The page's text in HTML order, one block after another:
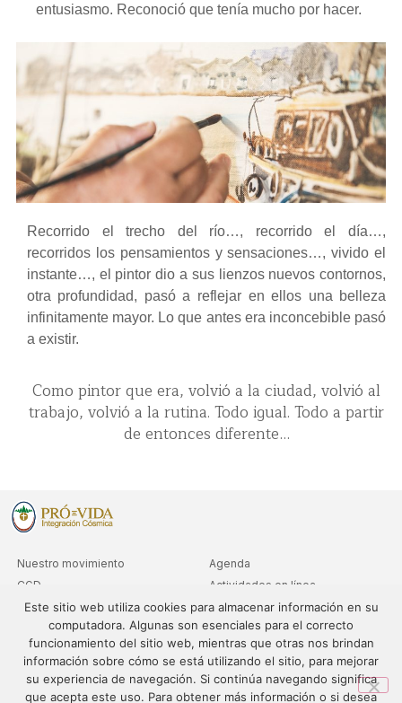
entusiasmo. Reconoció que tenía mucho por hacer.
Recorrido el trecho del río…, recorrido el día…,
recorridos los pensamientos y sensaciones…, vivido el
instante…, el pintor dio a sus lienzos nuevos contornos,
otra profundidad, pasó a reflejar en ellos una belleza
infinitamente mayor. Lo que antes era inconcebible pasó
a existir.
Como pintor que era, volvió a la ciudad, volvió al
trabajo, volvió a la rutina. Todo igual. Todo a partir
de entonces diferente…
Nuestro movimiento
CGD
Clubs
Departamentos
Sedes
Agenda
Actividades en línea
Consultas de nivel avanzado
Este sitio web utiliza cookies para almacenar información en su
computadora. Algunas son esenciales para el correcto
funcionamiento del sitio web, mientras que otras nos brindan
información sobre cómo se está utilizando el sitio, para mejorar
su experiencia de navegación. Si continúa navegando significa
que acepta este uso. Para obtener más información o si desea